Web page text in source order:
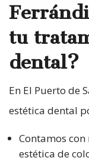
tu
dental?
En El Puerto de
estética dental
Contamos
estética de